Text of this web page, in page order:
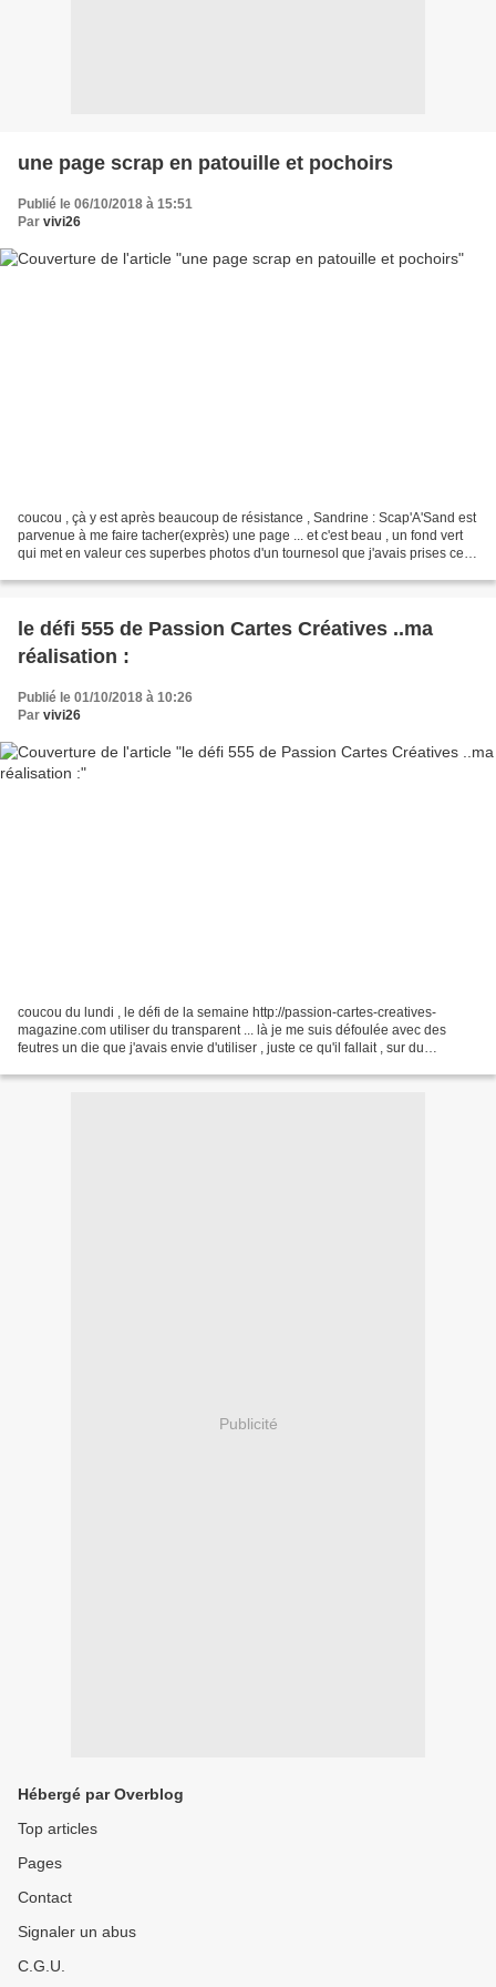
une page scrap en patouille et pochoirs
Publié le 06/10/2018 à 15:51
Par vivi26
coucou , çà y est après beaucoup de résistance , Sandrine : Scap'A'Sand est
parvenue à me faire tacher(exprès) une page ... et c'est beau , un fond vert
qui met en valeur ces superbes photos d'un tournesol que j'avais prises cet
le défi 555 de Passion Cartes Créatives ..ma
réalisation :
Publié le 01/10/2018 à 10:26
Par vivi26
coucou du lundi , le défi de la semaine http://passion-cartes-creatives-
magazine.com utiliser du transparent ... là je me suis défoulée avec des
feutres un die que j'avais envie d'utiliser , juste ce qu'il fallait , sur du
Publicité
Hébergé par Overblog
Top articles
Pages
Contact
Signaler un abus
C.G.U.